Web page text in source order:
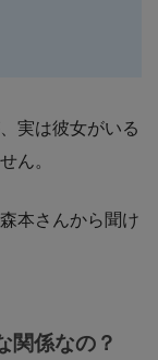
実は彼女がいる
ん。
本さんから聞け
関係なの？